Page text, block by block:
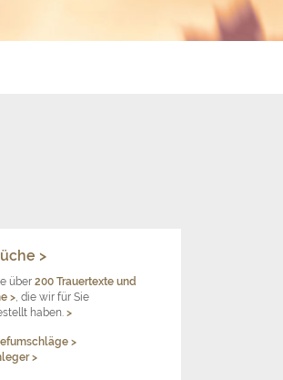
>
über 200 Trauertexte und
>, die wir für Sie
haben.>
>
>